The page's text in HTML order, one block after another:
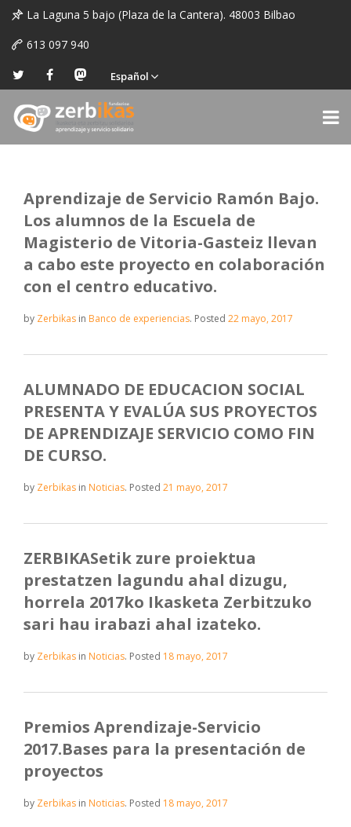
La Laguna 5 bajo (Plaza de la Cantera). 48003 Bilbao
613 097 940
Español
Aprendizaje de Servicio Ramón Bajo.
Los alumnos de la Escuela de
Magisterio de Vitoria-Gasteiz llevan
a cabo este proyecto en colaboración
con el centro educativo.
by Zerbikas in Banco de experiencias. Posted 22 mayo, 2017
ALUMNADO DE EDUCACION SOCIAL
PRESENTA Y EVALÚA SUS PROYECTOS
DE APRENDIZAJE SERVICIO COMO FIN
DE CURSO.
by Zerbikas in Noticias. Posted 21 mayo, 2017
ZERBIKASetik zure proiektua
prestatzen lagundu ahal dizugu,
horrela 2017ko Ikasketa Zerbitzuko
sari hau irabazi ahal izateko.
by Zerbikas in Noticias. Posted 18 mayo, 2017
Premios Aprendizaje-Servicio
2017.Bases para la presentación de
proyectos
by Zerbikas in Noticias. Posted 18 mayo, 2017